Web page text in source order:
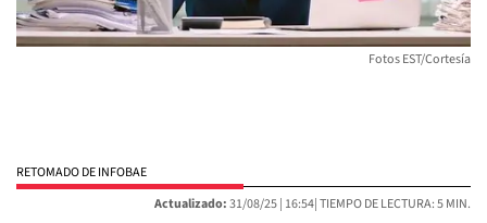
Fotos EST/Cortesía
RETOMADO DE INFOBAE
Actualizado:31/08/25 | 16:54| TIEMPO DE LECTURA: 5 MIN.